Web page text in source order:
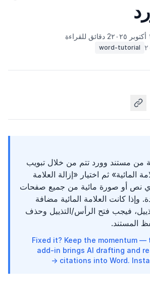
2 دقائق للقراءة
word-tutorial
من مستند وورد تتم من خلال تبويب
المائية» ثم اختيار «إزالة العلامة
أي نص أو صورة مائية من جميع صفحات
وإذا كانت العلامة المائية مضافة
فيجب فتح الرأس/التذييل وحذف
المستند.
Fixed it? Keep the momentum —
add-in brings AI drafting and
citations into Word.